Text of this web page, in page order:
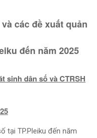
các đề xuất quản
đến năm 2025
sinh dân số và CTRSH
tại TP.Pleiku đến năm